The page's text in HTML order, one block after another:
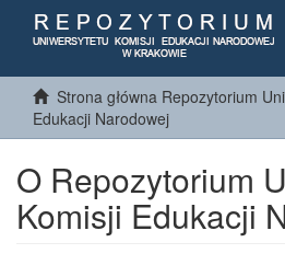
Strona główna Repozytorium
Edukacji Narodowej
O Repozytorium
Komisji Edukacji